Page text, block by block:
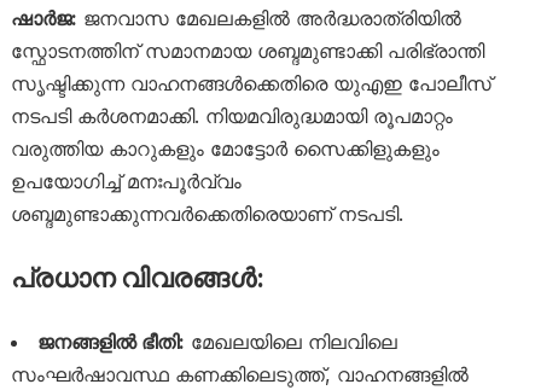
ഷാർജ: ജനവാസ മേഖലകളിൽ അർദ്ധരാത്രിയിൽ
സ്ഫോടനത്തിന് സമാനമായ ശബ്ദമുണ്ടാക്കി പരിഭ്രാന്തി
സൃഷ്ടിക്കുന്ന വാഹനങ്ങൾക്കെതിരെ യുഎഇ പോലീസ്
നടപടി കർശനമാക്കി. നിയമവിരുദ്ധമായി രൂപമാറ്റം
വരുത്തിയ കാറുകളും മോട്ടോർ സൈക്കിളുകളും
ഉപയോഗിച്ച് മനഃപൂർവ്വം
ശബ്ദമുണ്ടാക്കുന്നവർക്കെതിരെയാണ് നടപടി.
പ്രധാന വിവരങ്ങൾ:
ജനങ്ങളിൽ ഭീതി: മേഖലയിലെ നിലവിലെ
സംഘർഷാവസ്ഥ കണക്കിലെടുത്ത്, വാഹനങ്ങളിൽ